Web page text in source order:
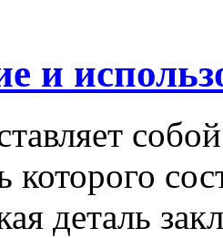
и
которого
деталь